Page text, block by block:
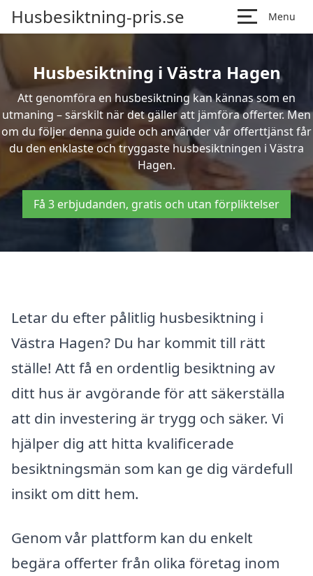
Husbesiktning-pris.se Menu
Husbesiktning i Västra Hagen
Att genomföra en husbesiktning kan kännas som en
utmaning – särskilt när det gäller att jämföra offerter. Men
om du följer denna guide och använder vår offerttjänst får
du den enklaste och tryggaste husbesiktningen i Västra
Hagen.
Få 3 erbjudanden, gratis och utan förpliktelser
Letar du efter pålitlig husbesiktning i
Västra Hagen? Du har kommit till rätt
ställe! Att få en ordentlig besiktning av
ditt hus är avgörande för att säkerställa
att din investering är trygg och säker. Vi
hjälper dig att hitta kvalificerade
besiktningsmän som kan ge dig värdefull
insikt om ditt hem.
Genom vår plattform kan du enkelt
begära offerter från olika företag inom